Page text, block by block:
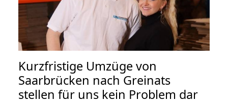
Kurzfristige Umzüge von
Saarbrücken nach Greinats
stellen für uns kein Problem dar